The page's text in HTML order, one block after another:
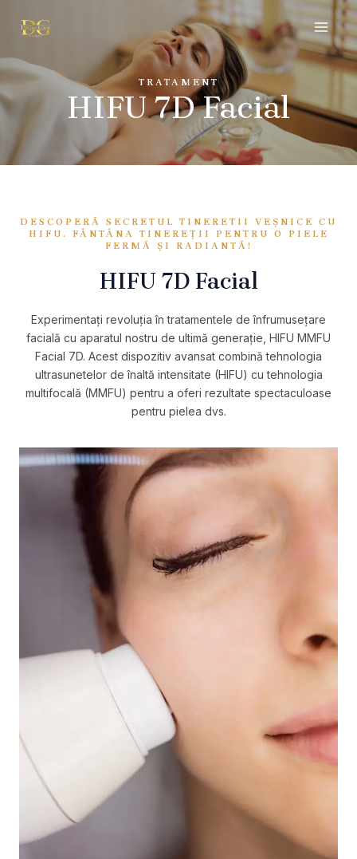
TRATAMENT
HIFU 7D Facial
DESCOPERĂ SECRETUL TINERETII VEȘNICE CU
HIFU. FÂNTÂNA TINEREȚII PENTRU O PIELE
FERMĂ ȘI RADIANTĂ!
HIFU 7D Facial​
Experimentați revoluția în tratamentele de înfrumusețare
facială cu aparatul nostru de ultimă generație, HIFU MMFU
Facial 7D. Acest dispozitiv avansat combină tehnologia
ultrasunetelor de înaltă intensitate (HIFU) cu tehnologia
multifocală (MMFU) pentru a oferi rezultate spectaculoase
pentru pielea dvs.